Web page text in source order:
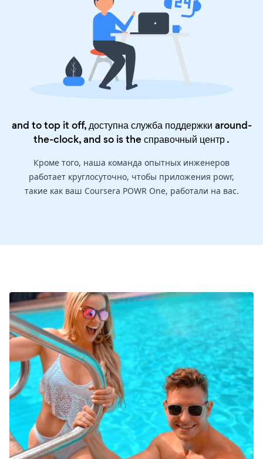
and to top it off, доступна служба поддержки around-
the-clock, and so is theсправочный центр.
Кроме того, наша команда опытных инженеров
работает круглосуточно, чтобы приложения powr,
такие как ваш Coursera POWR One, работали на вас.